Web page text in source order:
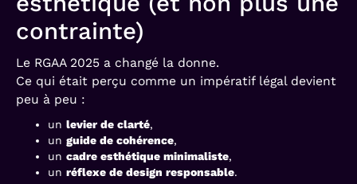
contrainte)
Le RGAA 2025 a changé la donne.
Ce qui était perçu comme un impératif légal devient
peu à peu :
un levier de clarté,
un guide de cohérence,
un cadre esthétique minimaliste,
un réflexe de design responsable.